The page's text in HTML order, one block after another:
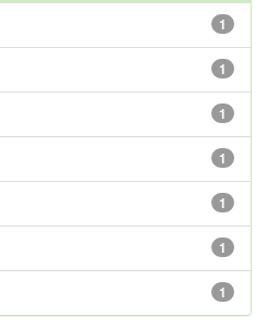
1
1
1
1
1
1
1